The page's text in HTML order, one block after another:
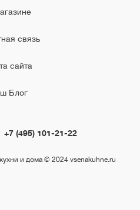
связь
сайта
Блог
+7 (495) 101-21-22
и дома © 2024 vsenakuhne.ru